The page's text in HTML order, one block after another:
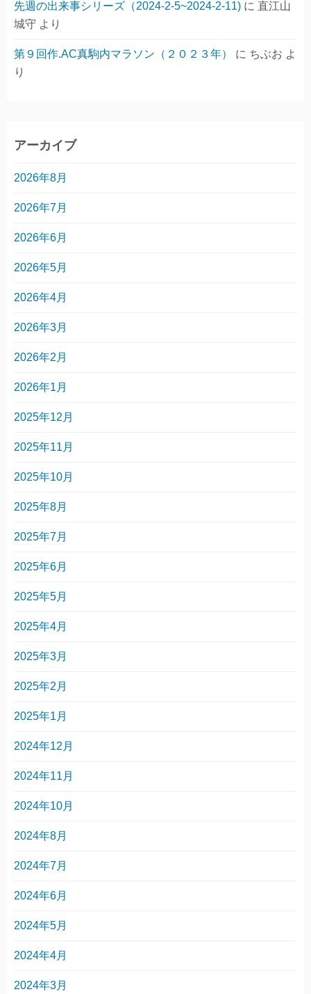
先週の出来事シリーズ（2024-2-5~2024-2-11) に 直江山
城守 より
第９回作.AC真駒内マラソン（２０２３年） に ちぶお よ
り
アーカイブ
2026年8月
2026年7月
2026年6月
2026年5月
2026年4月
2026年3月
2026年2月
2026年1月
2025年12月
2025年11月
2025年10月
2025年8月
2025年7月
2025年6月
2025年5月
2025年4月
2025年3月
2025年2月
2025年1月
2024年12月
2024年11月
2024年10月
2024年8月
2024年7月
2024年6月
2024年5月
2024年4月
2024年3月